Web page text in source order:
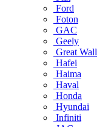
Ford
Foton
GAC
Geely
Great Wall
Hafei
Haima
Haval
Honda
Hyundai
Infiniti